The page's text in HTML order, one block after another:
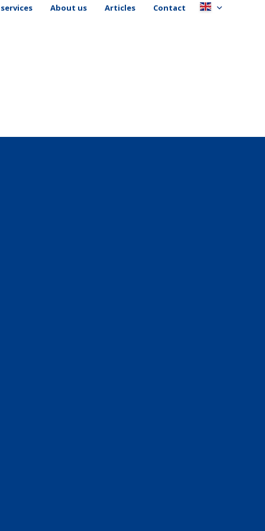
About us Articles Contact